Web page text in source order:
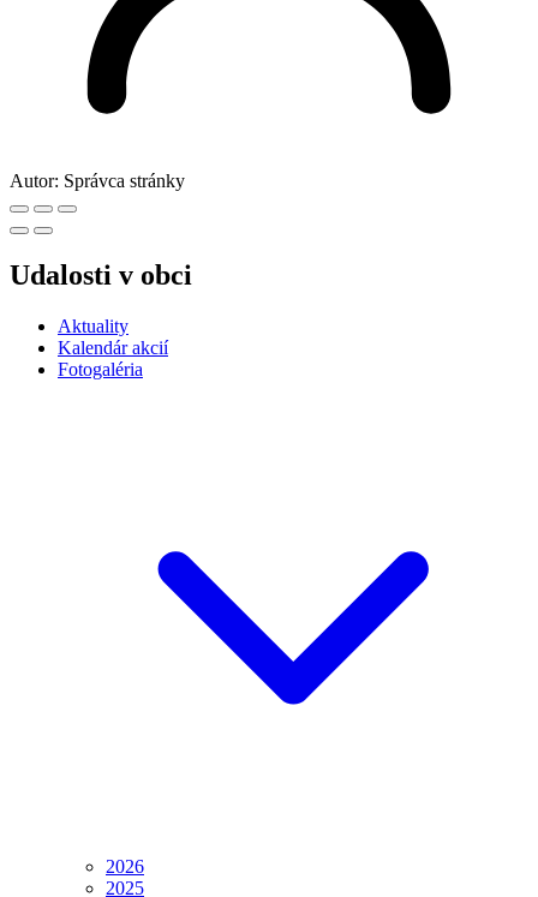
Autor: Správca stránky
Udalosti v obci
Aktuality
Kalendár akcií
Fotogaléria
2026
2025